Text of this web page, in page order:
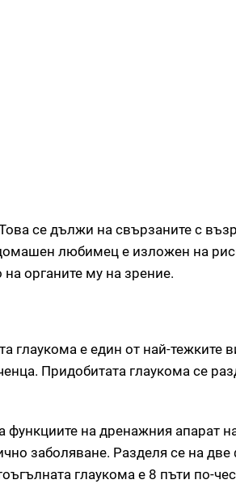
се дължи на свързаните с
любимец е изложен на
органите му на зрение.
глаукома е един от най-тежките
Придобитата глаукома се
на дренажния апарат
заболяване. Разделя се на
глаукома е 8 пъти по-